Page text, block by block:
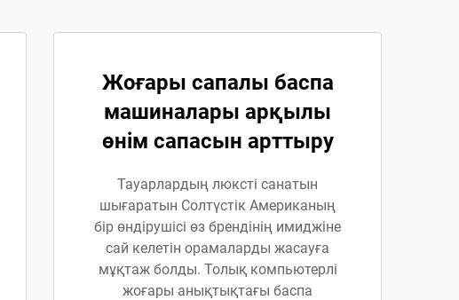
Жоғары сапалы баспа
машиналары арқылы
өнім сапасын арттыру
Тауарлардың люксті санатын
шығаратын Солтүстік Американың
бір өндірушісі өз брендінің имиджіне
сай келетін орамаларды жасауға
мұқтаж болды. Толық компьютерлі
жоғары анықтықтағы баспа